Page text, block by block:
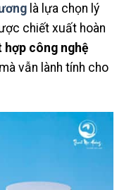
là lựa chọn lý
chiết xuất hoàn
công nghệ
vẫn lành tính cho